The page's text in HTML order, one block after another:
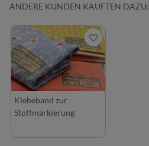
ANDERE KUNDEN KAUFTEN DAZU:
Klebeband zur
Stoffmarkierung